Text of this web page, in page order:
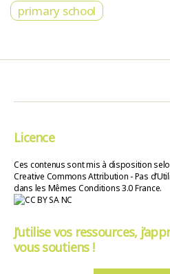
primary school
Licence
Ces contenus sont mis à disposition
Creative Commons Attribution - Pas
dans les Mêmes Conditions 3.0 France.
J’utilise vos ressources,
vous soutiens !